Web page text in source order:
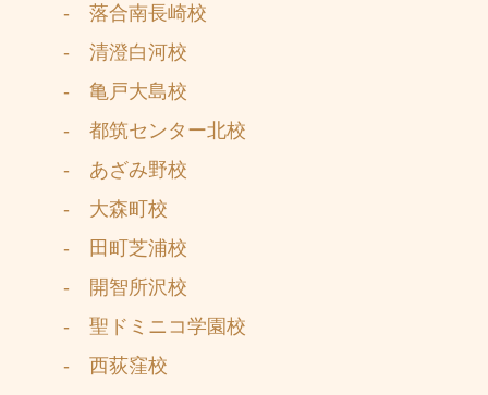
- 落合南長崎校
- 清澄白河校
- 亀戸大島校
- 都筑センター北校
- あざみ野校
- 大森町校
- 田町芝浦校
- 開智所沢校
- 聖ドミニコ学園校
- 西荻窪校